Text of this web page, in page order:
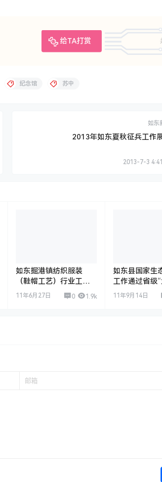
给TA打赏
纪念馆 苏中
如东
2013年如东夏秋征兵工作
2013-7-3
如东掘港镇纺织服装
（鞋帽工艺）行业工会
正式成立
11年6月27日 0 1.9k
如东县国家生
工作通过省级
11年9月14日